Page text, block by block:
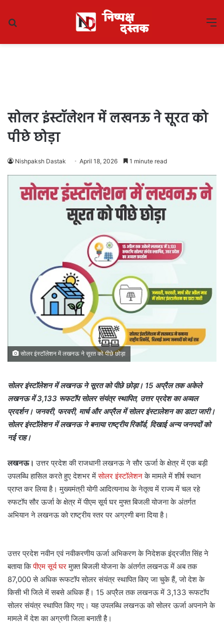
सोलर इंस्टॉलेशन में लखनऊ ने सूरत को
पीछे छोड़ा
Nishpaksh Dastak April 18, 2026 1 minute read
सोलर इंस्टॉलेशन में लखनऊ ने सूरत को पीछे छोड़ा
सोलर इंस्टॉलेशन में लखनऊ ने सूरत को पीछे छोड़ा। 15 अप्रैल तक अकेले
लखनऊ में 3,133 रूफटॉप सोलर संयंत्र स्थापित, उत्तर प्रदेश का अव्वल
प्रदर्शन। जनवरी, फरवरी, मार्च और अप्रैल में सोलर इंस्टालेशन का डाटा जारी।
सोलर इंस्टॉलेशन में लखनऊ ने बनाया राष्ट्रीय रिकॉर्ड, दिखाई अन्य जनपदों को
नई राह।
लखनऊ।उत्तर प्रदेश की राजधानी लखनऊ ने सौर ऊर्जा के क्षेत्र में एक बड़ी
उपलब्धि हासिल करते हुए देशभर मेंसोलर इंस्टॉलेशनके मामले में शीर्ष स्थान
प्राप्त कर लिया है। मुख्यमंत्री योगी आदित्यनाथ के नेतृत्व में राज्य में चल रहे
रुफटॉप सौर ऊर्जा के क्षेत्र में पीएम सूर्य घर मुफ्त बिजली योजना के अंतर्गत
अभियान ने लखनऊ को राष्ट्रीय स्तर पर अग्रणी बना दिया है।
उत्तर प्रदेश नवीन एवं नवीकरणीय ऊर्जा अभिकरण के निदेशक इंद्रजीत सिंह ने
बताया किपीएम सूर्य घरमुफ़्त बिजली योजना के अंतर्गत लखनऊ में अब तक
87,000 से अधिक रूफटॉप सोलर संयंत्र स्थापित किए जा चुके हैं, जो देश के
किसी भी जिले में सबसे अधिक हैं। 15 अप्रैल तक लखनऊ में 3,133 रूफटॉप
सोलर संयंत्र स्थापित किए गए। यह उपलब्धि लखनऊ को सोलर ऊर्जा अपनाने के
मामले में देश का अग्रणी जिला बनाती है।